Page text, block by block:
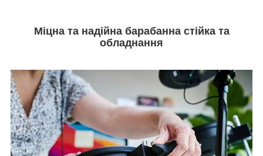
Міцна та надійна барабанна стійка та
обладнання